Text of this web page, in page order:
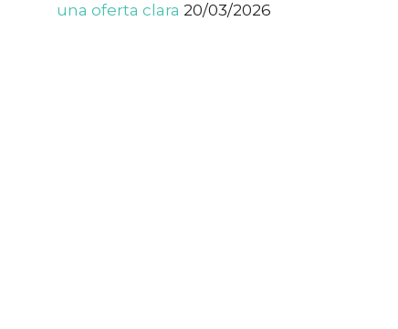
una oferta clara 20/03/2026